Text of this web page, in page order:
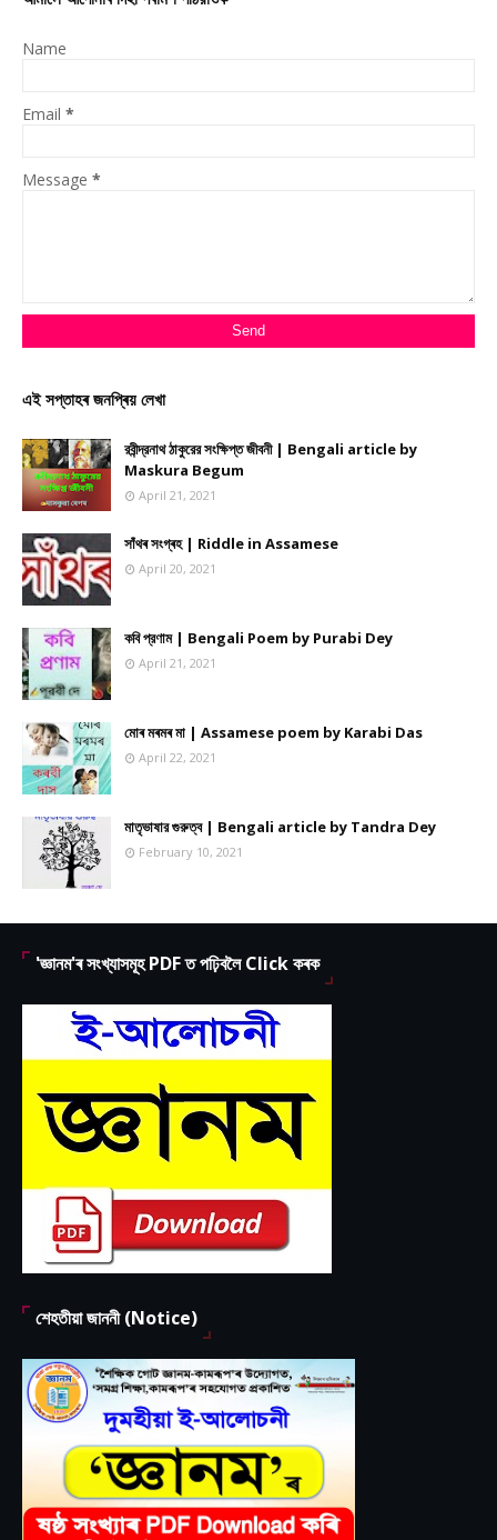
Name
Email *
Message *
এই সপ্তাহৰ জনপ্ৰিয় লেখা
রবীন্দ্রনাথ ঠাকুরের সংক্ষিপ্ত জীবনী | Bengali article by
Maskura Begum
April 21, 2021
সাঁথৰ সংগ্ৰহ | Riddle in Assamese
April 20, 2021
কবি প্রণাম | Bengali Poem by Purabi Dey
April 21, 2021
মোৰ মৰমৰ মা | Assamese poem by Karabi Das
April 22, 2021
মাতৃভাষার গুরুত্ব | Bengali article by Tandra Dey
February 10, 2021
'জ্ঞানম'ৰ সংখ্যাসমূহ PDF ত পঢ়িবলৈ Click কৰক
শেহতীয়া জাননী (Notice)